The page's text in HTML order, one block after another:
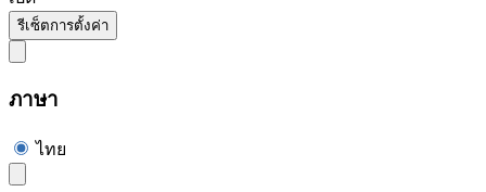
รีเซ็ตการตั้งค่า
ภาษา
ไทย